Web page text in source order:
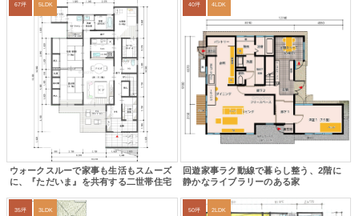
67坪 5LDK
ウォークスルーで家事も生活もスムーズ
に、『ただいま』を共有する二世帯住宅
40坪 4LDK
回遊家事ラク動線で暮らし整う、2階に
静かなライブラリーのある家
35坪 3LDK 50坪 2LDK